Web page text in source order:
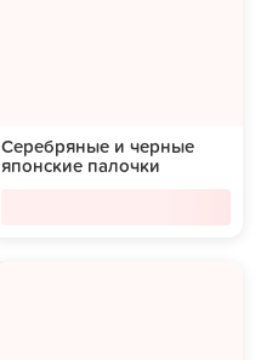
Серебряные и черные
японские палочки